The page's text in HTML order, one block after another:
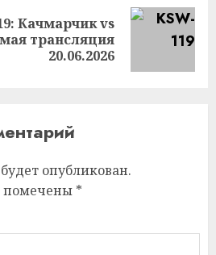
Качмарчик vs
трансляция
20.06.2026
опубликован.
помечены *